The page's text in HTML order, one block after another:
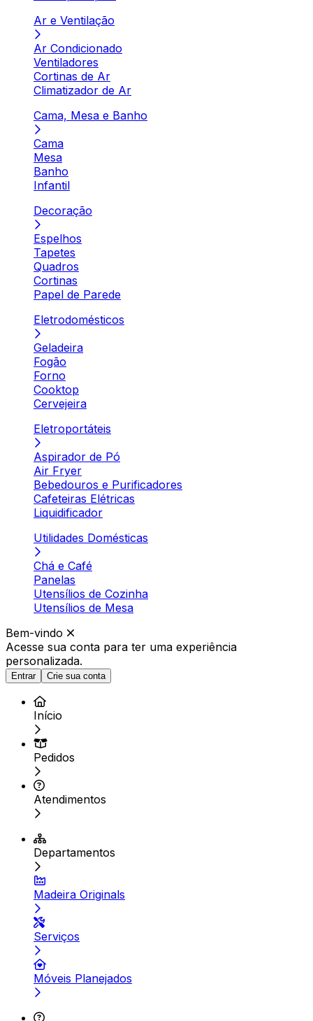
Ar e Ventilação
Ar Condicionado
Ventiladores
Cortinas de Ar
Climatizador de Ar
Cama, Mesa e Banho
Cama
Mesa
Banho
Infantil
Decoração
Espelhos
Tapetes
Quadros
Cortinas
Papel de Parede
Eletrodomésticos
Geladeira
Fogão
Forno
Cooktop
Cervejeira
Eletroportáteis
Aspirador de Pó
Air Fryer
Bebedouros e Purificadores
Cafeteiras Elétricas
Liquidificador
Utilidades Domésticas
Chá e Café
Panelas
Utensílios de Cozinha
Utensílios de Mesa
Bem-vindo
Acesse sua conta para ter uma experiência
personalizada.
Entrar Crie sua conta
Início
Pedidos
Atendimentos
Departamentos
Madeira Originals
Serviços
Móveis Planejados